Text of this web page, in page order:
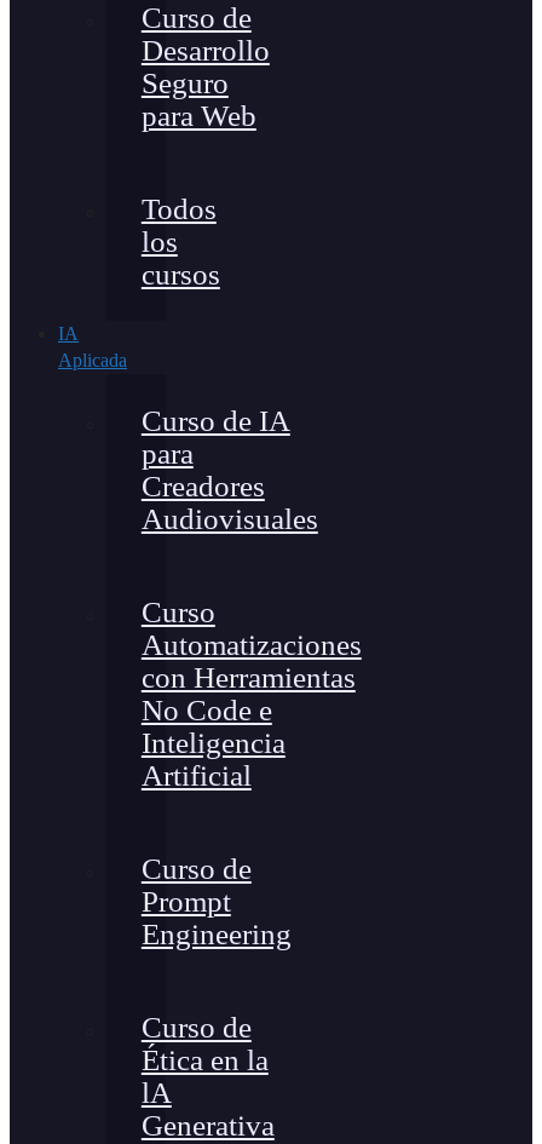
Curso de
Desarrollo
Seguro
para Web
Todos
los
cursos
IA
Aplicada
Curso de IA
para
Creadores
Audiovisuales
Curso
Automatizaciones
con Herramientas
No Code e
Inteligencia
Artificial
Curso de
Prompt
Engineering
Curso de
Ética en la
lA
Generativa